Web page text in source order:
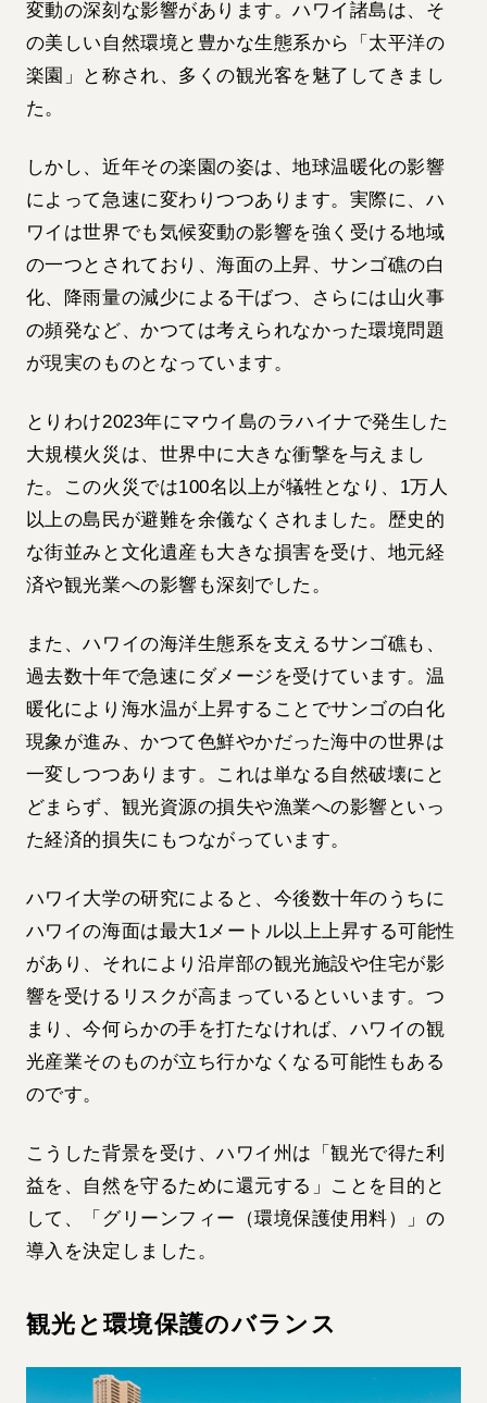
変動の深刻な影響があります。ハワイ諸島は、そ
の美しい自然環境と豊かな生態系から「太平洋の
楽園」と称され、多くの観光客を魅了してきまし
た。
しかし、近年その楽園の姿は、地球温暖化の影響
によって急速に変わりつつあります。実際に、ハ
ワイは世界でも気候変動の影響を強く受ける地域
の一つとされており、海面の上昇、サンゴ礁の白
化、降雨量の減少による干ばつ、さらには山火事
の頻発など、かつては考えられなかった環境問題
が現実のものとなっています。
とりわけ2023年にマウイ島のラハイナで発生した
大規模火災は、世界中に大きな衝撃を与えまし
た。この火災では100名以上が犠牲となり、1万人
以上の島民が避難を余儀なくされました。歴史的
な街並みと文化遺産も大きな損害を受け、地元経
済や観光業への影響も深刻でした。
また、ハワイの海洋生態系を支えるサンゴ礁も、
過去数十年で急速にダメージを受けています。温
暖化により海水温が上昇することでサンゴの白化
現象が進み、かつて色鮮やかだった海中の世界は
一変しつつあります。これは単なる自然破壊にと
どまらず、観光資源の損失や漁業への影響といっ
た経済的損失にもつながっています。
ハワイ大学の研究によると、今後数十年のうちに
ハワイの海面は最大1メートル以上上昇する可能性
があり、それにより沿岸部の観光施設や住宅が影
響を受けるリスクが高まっているといいます。つ
まり、今何らかの手を打たなければ、ハワイの観
光産業そのものが立ち行かなくなる可能性もある
のです。
こうした背景を受け、ハワイ州は「観光で得た利
益を、自然を守るために還元する」ことを目的と
して、「グリーンフィー（環境保護使用料）」の
導入を決定しました。
観光と環境保護のバランス